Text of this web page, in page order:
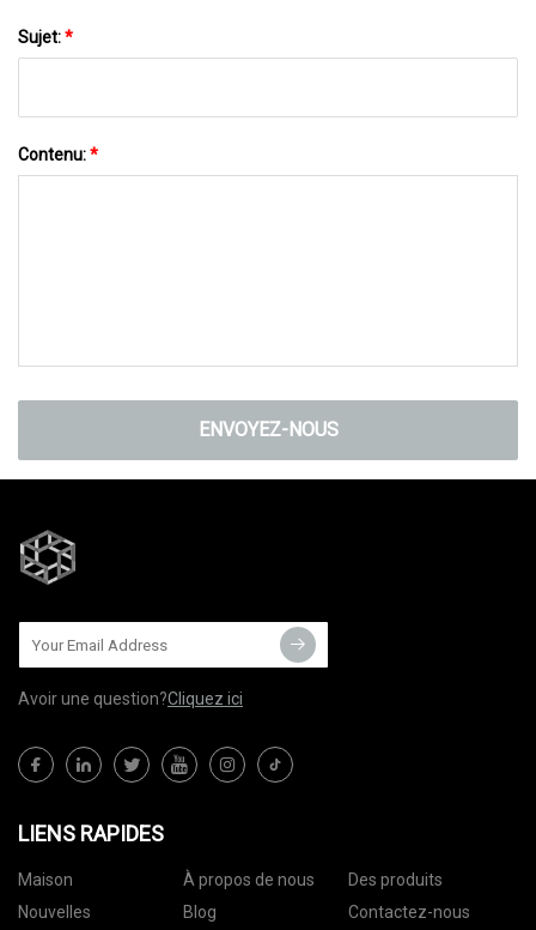
Sujet:*
Contenu:*
ENVOYEZ-NOUS
Avoir une question?Cliquez ici
LIENS RAPIDES
Maison À propos de nous
Des produits
Nouvelles
Blog Contactez-nous